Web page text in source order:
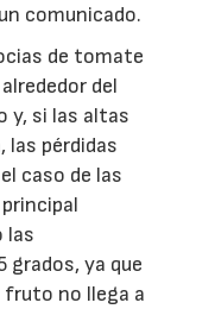
comunicado.
de tomate
del
y, si las altas
pérdidas
caso de las
las
grados, ya que
fruto no llega a